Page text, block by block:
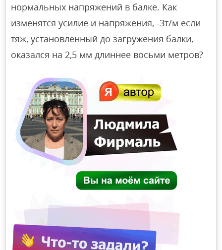
нормальных напряжений в балке. Как
изменятся усилие и напряжения, -Зт/м если
тяж, установленный до загружения балки,
оказался на 2,5 мм длиннее восьми метров?